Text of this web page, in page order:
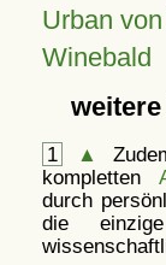
Urban
Winebald
1 ▲
kompletten
durch
die